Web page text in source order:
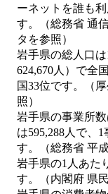
ーネットを誰も
す。（総務省 通
タを参照）
岩手県の総人口は
624,670人）で全
国33位です。（
照）
岩手県の事業所
は595,288人で、
す。（総務省 平
岩手県の1人あた
す。（内閣府 県